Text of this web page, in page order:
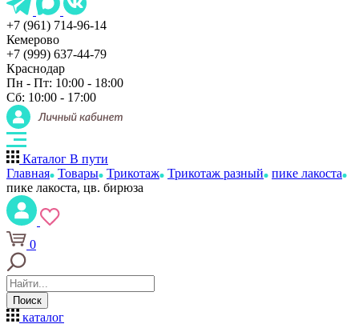
+7 (961) 714-96-14
Кемерово
+7 (999) 637-44-79
Краснодар
Пн - Пт: 10:00 - 18:00
Сб: 10:00 - 17:00
Каталог В пути
Главная Товары Трикотаж Трикотаж разный
пике лакоста
пике лакоста, цв. бирюза
0
Поиск
каталог